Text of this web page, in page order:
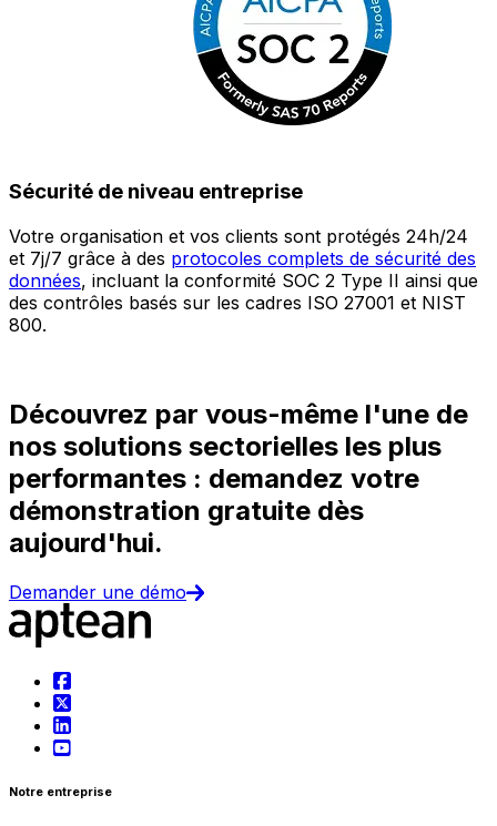
Sécurité de niveau entreprise
Votre organisation et vos clients sont protégés 24h/24
et 7j/7 grâce à des protocoles complets de sécurité des
données, incluant la conformité SOC 2 Type II ainsi que
des contrôles basés sur les cadres ISO 27001 et NIST
800.
Découvrez par vous-même l'une de
nos solutions sectorielles les plus
performantes : demandez votre
démonstration gratuite dès
aujourd'hui.
Demander une démo
Notre entreprise